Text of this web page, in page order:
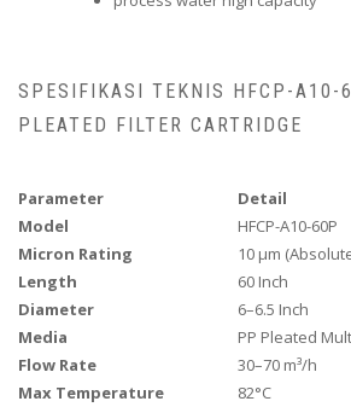
SPESIFIKASI TEKNIS HFCP-A10-
PLEATED FILTER CARTRIDGE
Parameter
Detail
Model
HFCP-A10-60P
Micron Rating
10 µm
Length
60 Inch
Diameter
6–6.5 Inch
Media
PP Pleated
Flow Rate
30–70 m³/h
Max Temperature
82°C